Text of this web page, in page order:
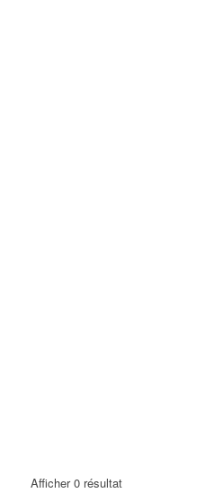
Afficher 0 résultat